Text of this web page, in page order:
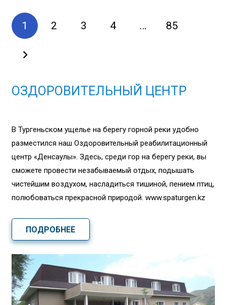
1 2 3 4 … 85
ОЗДОРОВИТЕЛЬНЫЙ ЦЕНТР
В Тургеньском ущелье на берегу горной реки удобно
разместился наш Оздоровительный реабилитационный
центр «Денсаулық». Здесь, среди гор на берегу реки, вы
сможете провести незабываемый отдых, подышать
чистейшим воздухом, насладиться тишиной, пением птиц,
полюбоваться прекрасной природой. www.spaturgen.kz
ПОДРОБНЕЕ